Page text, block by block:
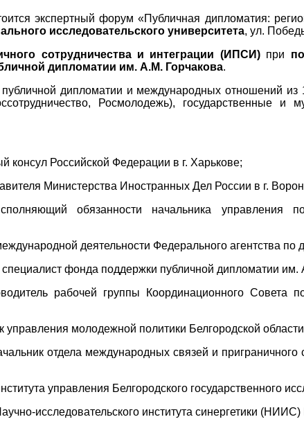
экспертный форум «Публичная дипломатия:
исследовательского университета, ул.
сотрудничества и интеграции (ИПСИ)при
дипломатии им. А.М. Горчакова.
дипломатии и международных отношений
Росмолодежь), государственные и
консул Российской Федерации в г. Харькове;
Министерства Иностранных Дел России в г.
обязанности начальника управления
деятельности Федерального агентства по
фонда поддержки публичной дипломатии им.
рабочей группы Координационного Совета
управления молодежной политики Белгородской
отдела международных связей и
управления Белгородского государственного
исследовательского института синергетики